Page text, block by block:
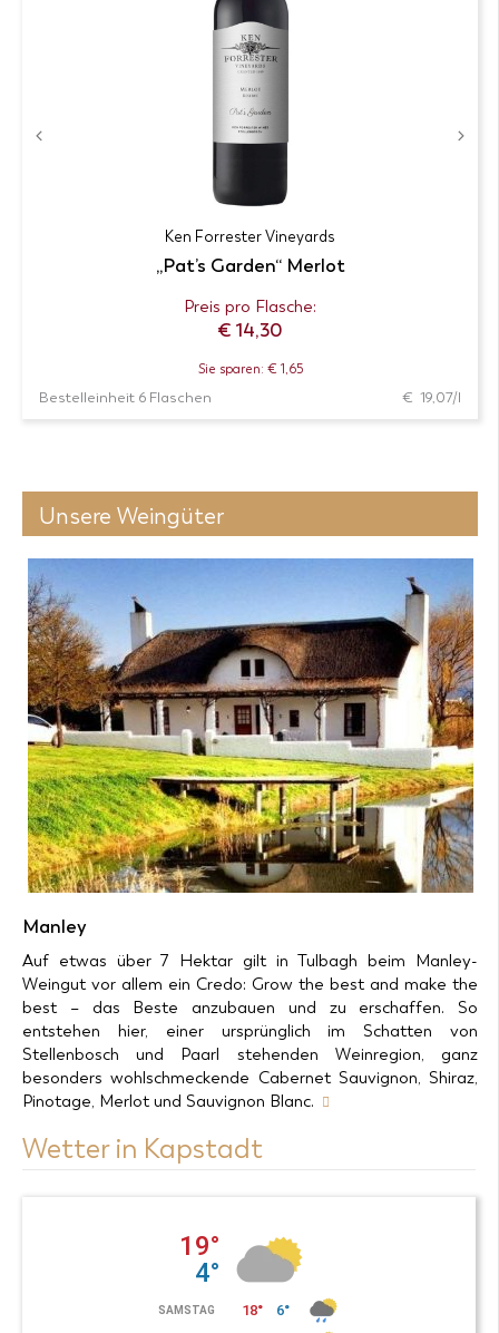
Ken Forrester Vineyards
„Pat’s Garden“ Merlot
Preis pro Flasche:
€ 14,30
Sie sparen: € 1,65
Bestelleinheit 6 Flaschen € 19,07/l
Zur Wunschliste
Produkt-
Details
6 Flaschen zum Preis von 85,80 € in den
Warenkorb
Unsere Weingüter
Manley
Auf etwas über 7 Hektar gilt in Tulbagh beim Manley-
Weingut vor allem ein Credo: Grow the best and make the
best – das Beste anzubauen und zu erschaffen. So
entstehen hier, einer ursprünglich im Schatten von
Stellenbosch und Paarl stehenden Weinregion, ganz
besonders wohlschmeckende Cabernet Sauvignon, Shiraz,
Pinotage, Merlot und Sauvignon Blanc.
Wetter in Kapstadt